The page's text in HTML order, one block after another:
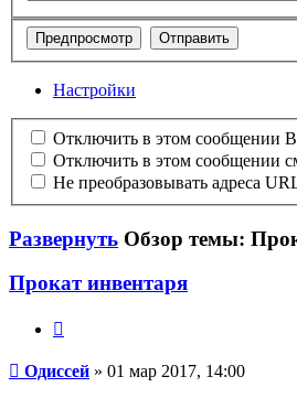
Настройки
Отключить в этом сообщении
Отключить в этом сообщении
Не преобразовывать адреса
Развернуть Обзор темы:
Прокат инвентаря
Одиссей » 01 мар 2017, 14:00